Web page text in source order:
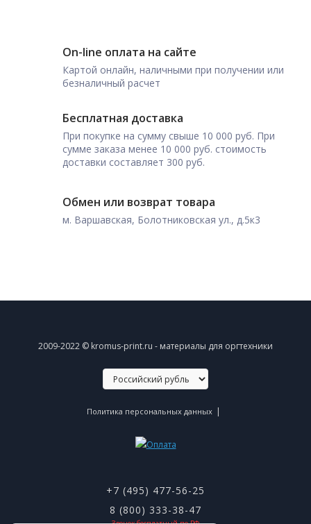
On-line оплата на сайте
Картой онлайн, наличными при получении или
безналичный расчет
Бесплатная доставка
При покупке на сумму свыше 10 000 руб. При
сумме заказа менее 10 000 руб. стоимость
доставки составляет 300 руб.
Обмен или возврат товара
м. Варшавская, Болотниковская ул., д.5к3
2009-2022 © kromus-print.ru - материалы для оргтехники
Политика персональных данных |
+7 (495) 477-56-25
8 (800) 333-38-47